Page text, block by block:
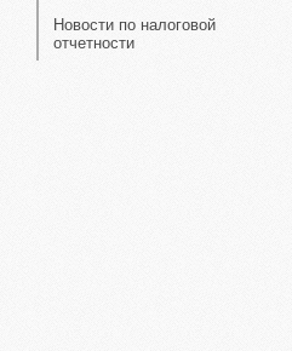
Новости по налоговой
отчетности